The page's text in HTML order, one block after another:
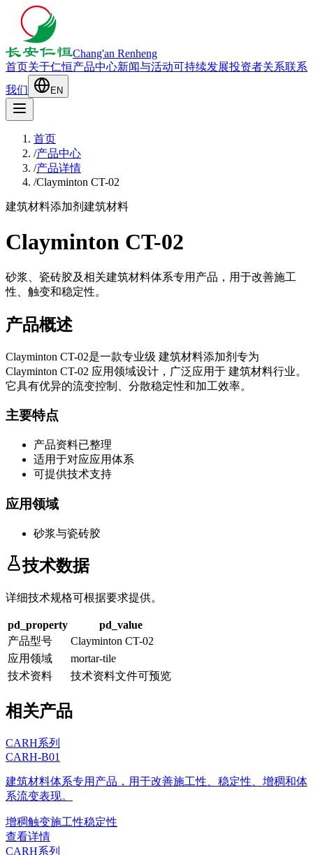
Chang'an Renheng
首页关于仁恒产品中心新闻与活动可持续发展投资者关系联系
我们
EN
首页
/产品中心
/产品详情
/Clayminton CT-02
建筑材料添加剂 建筑材料
Clayminton CT-02
砂浆、瓷砖胶及相关建筑材料体系专用产品，用于改善施工
性、触变和稳定性。
产品概述
Clayminton CT-02是一款专业级 建筑材料添加剂 专为
Clayminton CT-02 应用领域设计，广泛应用于 建筑材料行业。
它具有优异的流变控制、分散稳定性和加工效率。
主要特点
产品资料已整理
适用于对应应用体系
可提供技术支持
应用领域
砂浆与瓷砖胶
技术数据
详细技术规格可根据要求提供。
pd_property
pd_value
产品型号
Clayminton CT-02
应用领域
mortar-tile
技术资料
技术资料文件可预览
相关产品
CARH系列
CARH-B01
建筑材料体系专用产品，用于改善施工性、稳定性、增稠和体
系流变表现。
增稠触变施工性稳定性
查看详情
CARH系列